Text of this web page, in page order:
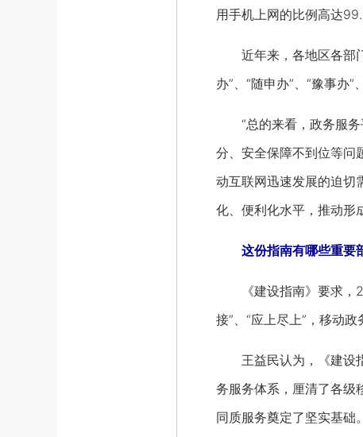
用手机上网的比例高达
近年来，各地区各部门
办”、“随申办”、“豫事办
“总的来看，政务服务
分、安全保障不到位等问
动互联网迅速发展的迫切
化、便利化水平，推动形
这份指南有哪些重要
《建设指南》要求，
接”、“应上尽上”，移动
王益民认为，《建设指
务服务体系，厘清了各级
同质服务奠定了坚实基础。